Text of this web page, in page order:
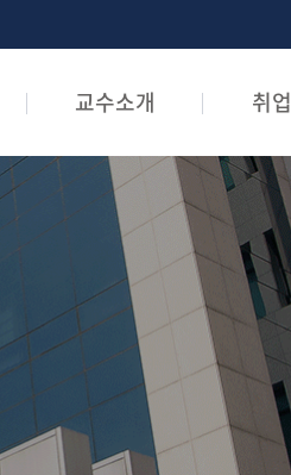
교수소개 취